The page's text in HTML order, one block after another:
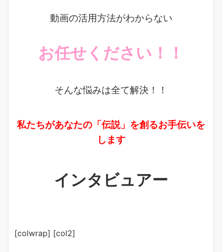
動画の活用方法がわからない
お任せください！！
そんな悩みは全て解決！！
私たちがあなたの「伝説」を創るお手伝いを
します
インタビュアー
[colwrap] [col2]